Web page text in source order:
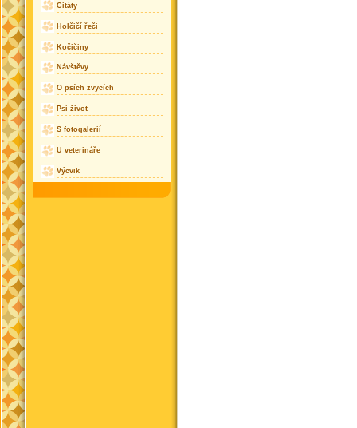
Citáty
Holčičí řeči
Kočičiny
Návštěvy
O psích zvycích
Psí život
S fotogalerií
U veterináře
Výcvik